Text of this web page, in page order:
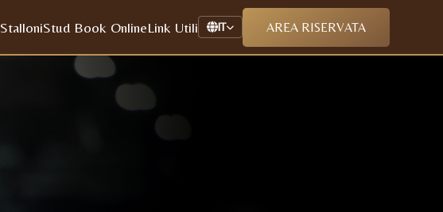
StalloniStud Book OnlineLink Utili IT AREA RISERVATA